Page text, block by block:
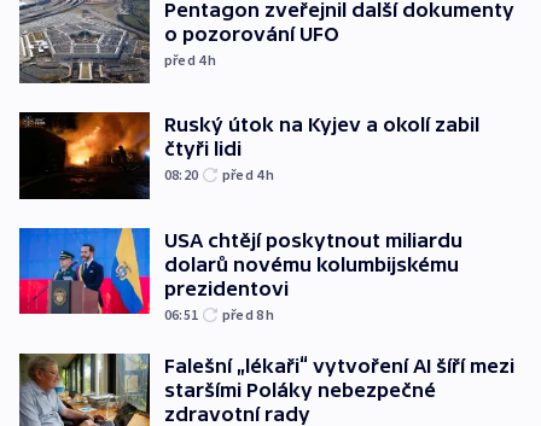
Pentagon zveřejnil další dokumenty
o pozorování UFO
před 4h
Ruský útok na Kyjev a okolí zabil
čtyři lidi
08:20 před 4h
USA chtějí poskytnout miliardu
dolarů novému kolumbijskému
prezidentovi
06:51 před 8h
Falešní „lékaři“ vytvoření AI šíří mezi
staršími Poláky nebezpečné
zdravotní rady